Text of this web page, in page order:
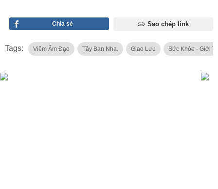
Chia sẻ Sao chép link
Tags: Viêm Âm Đạo Tây Ban Nha. Giao Lưu Sức Khỏe - Giới